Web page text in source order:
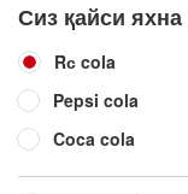
Сиз қайси
Rс cola
Pepsi cola
Coca cola